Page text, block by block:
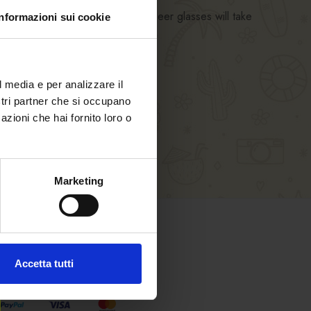
sui cookie
e per analizzare il
partner che si occupano
che hai fornito loro o
Marketing
Accetta tutti
course, the beloved FORST beer glasses will take
SAFE SHOPPING
safely with: